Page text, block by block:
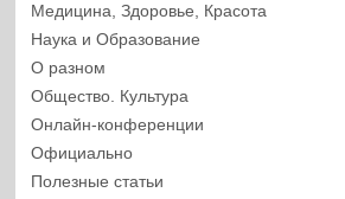
Медицина, Здоровье, Красота
Наука и Образование
О разном
Общество. Культура
Онлайн-конференции
Официально
Полезные статьи